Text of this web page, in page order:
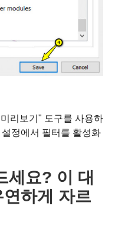
리보기" 도구를 사용하
정에서 필터를 활성화
세요? 이 대
하게 자르